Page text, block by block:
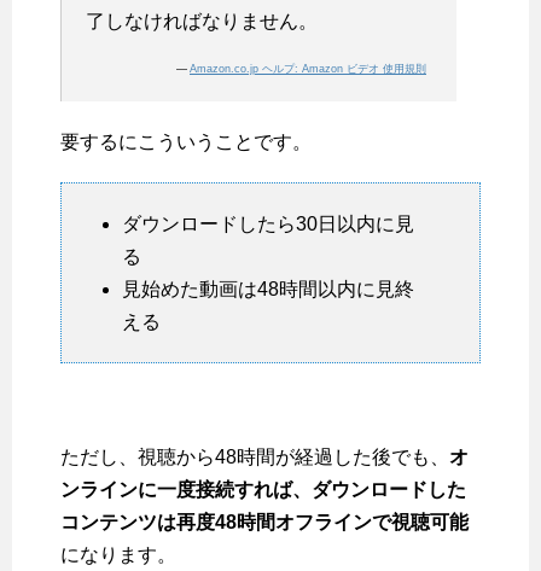
了しなければなりません。
— Amazon.co.jp ヘルプ: Amazon ビデオ 使用規則
要するにこういうことです。
ダウンロードしたら30日以内に見
る
見始めた動画は48時間以内に見終
える
ただし、視聴から48時間が経過した後でも、 オ
ンラインに一度接続すれば、ダウンロードした
コンテンツは再度48時間オフラインで視聴可能
になります。